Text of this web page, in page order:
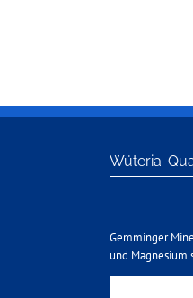
Wüteria-
Gemminger
und